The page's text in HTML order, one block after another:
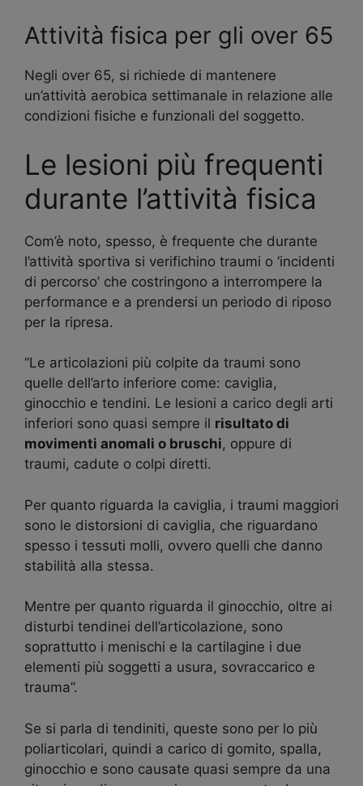
Attività fisica per gli over 65
Negli over 65, si richiede di mantenere
un’attività aerobica settimanale in relazione alle
condizioni fisiche e funzionali del soggetto.
Le lesioni più frequenti
durante l’attività fisica
Com’è noto, spesso, è frequente che durante
l’attività sportiva si verifichino traumi o ‘incidenti
di percorso’ che costringono a interrompere la
performance e a prendersi un periodo di riposo
per la ripresa.
“Le articolazioni più colpite da traumi sono
quelle dell’arto inferiore come: caviglia,
ginocchio e tendini. Le lesioni a carico degli arti
inferiori sono quasi sempre il risultato di
movimenti anomali o bruschi, oppure di
traumi, cadute o colpi diretti.
Per quanto riguarda la caviglia, i traumi maggiori
sono le distorsioni di caviglia, che riguardano
spesso i tessuti molli, ovvero quelli che danno
stabilità alla stessa.
Mentre per quanto riguarda il ginocchio, oltre ai
disturbi tendinei dell’articolazione, sono
soprattutto i menischi e la cartilagine i due
elementi più soggetti a usura, sovraccarico e
trauma”.
Se si parla di tendiniti, queste sono per lo più
poliarticolari, quindi a carico di gomito, spalla,
ginocchio e sono causate quasi sempre da una